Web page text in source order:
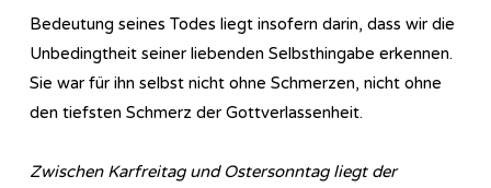
Bedeutung seines Todes liegt insofern darin, dass wir die
Unbedingtheit seiner liebenden Selbsthingabe erkennen.
Sie war für ihn selbst nicht ohne Schmerzen, nicht ohne
den tiefsten Schmerz der Gottverlassenheit.
Zwischen Karfreitag und Ostersonntag liegt der